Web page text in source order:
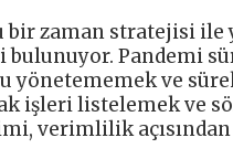
bir zaman stratejisi
Pandemi
yönetememek ve
işleri listelemek ve
verimlilik